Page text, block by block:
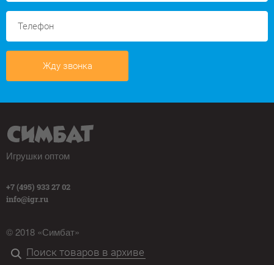
Жду звонка
Игрушки оптом
+7 (495) 933 27 02
info@igr.ru
© 2018 «Симбат»